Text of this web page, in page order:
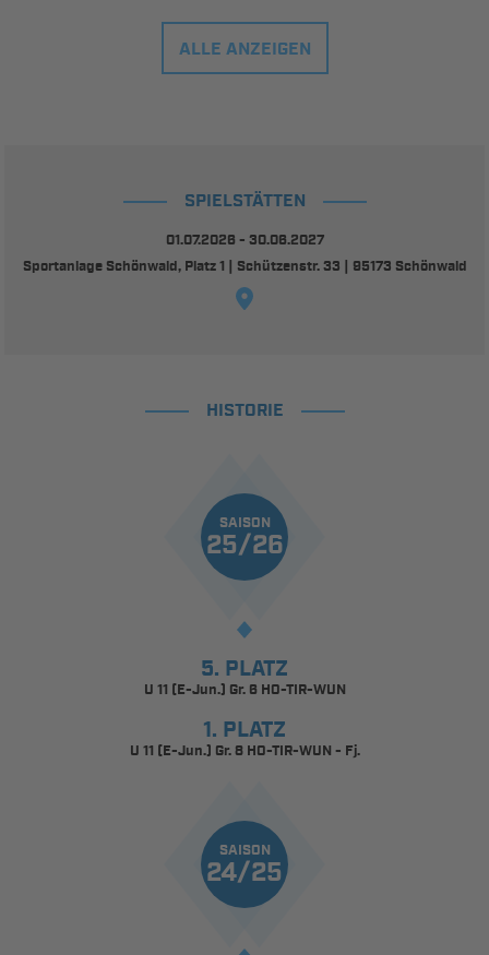
ALLE ANZEIGEN
SPIELSTÄTTEN
01.07.2026 - 30.06.2027
Sportanlage Schönwald, Platz 1 | Schützenstr. 33 | 95173 Schönwald
HISTORIE
SAISON
25/26
5. PLATZ
U 11 (E-Jun.) Gr. 6 HO-TIR-WUN
1. PLATZ
U 11 (E-Jun.) Gr. 8 HO-TIR-WUN - Fj.
SAISON
24/25